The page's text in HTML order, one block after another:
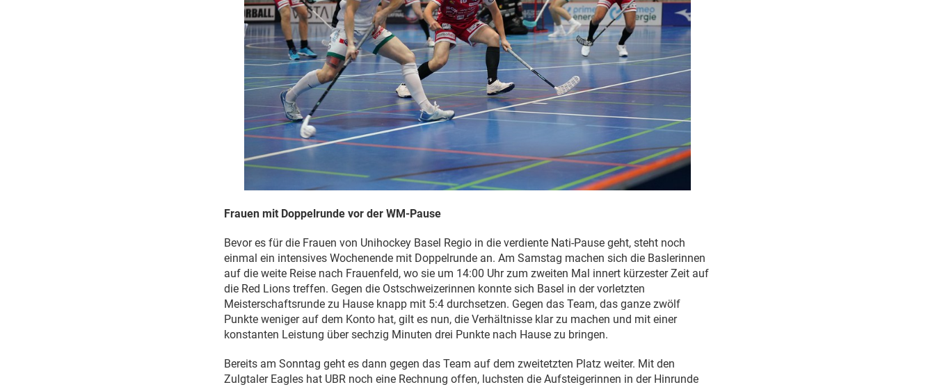
Frauen mit Doppelrunde vor der WM-Pause
Bevor es für die Frauen von Unihockey Basel Regio in die verdiente Nati-Pause geht, steht noch
einmal ein intensives Wochenende mit Doppelrunde an. Am Samstag machen sich die Baslerinnen
auf die weite Reise nach Frauenfeld, wo sie um 14:00 Uhr zum zweiten Mal innert kürzester Zeit auf
die Red Lions treffen. Gegen die Ostschweizerinnen konnte sich Basel in der vorletzten
Meisterschaftsrunde zu Hause knapp mit 5:4 durchsetzen. Gegen das Team, das ganze zwölf
Punkte weniger auf dem Konto hat, gilt es nun, die Verhältnisse klar zu machen und mit einer
konstanten Leistung über sechzig Minuten drei Punkte nach Hause zu bringen.
Bereits am Sonntag geht es dann gegen das Team auf dem zweitetzten Platz weiter. Mit den
Zulgtaler Eagles hat UBR noch eine Rechnung offen, luchsten die Aufsteigerinnen in der Hinrunde